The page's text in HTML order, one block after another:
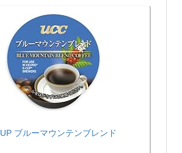
ブルーマウンテンブレンド